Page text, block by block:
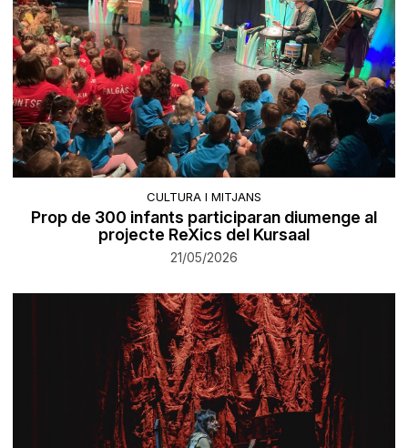
CULTURA I MITJANS
Prop de 300 infants participaran diumenge al
projecte ReXics del Kursaal
21/05/2026